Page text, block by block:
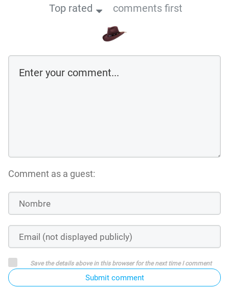
Top rated
comments first
Comment as a guest:
Save the details above in this browser for the next time I comment
Submit comment